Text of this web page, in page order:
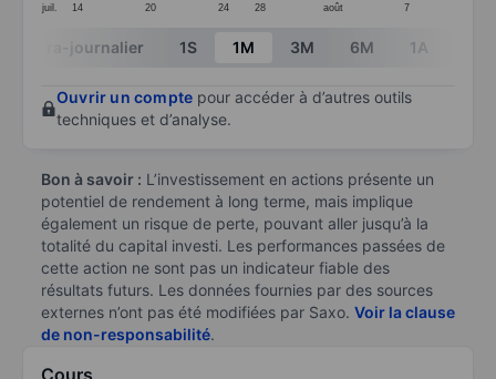
juil. 14 20 24 28 août 7
End of interactive chart.
Intra-journalier 1S 1M 3M 6M 1A
Ouvrir un compte pour accéder à d’autres outils
techniques et d’analyse.
Bon à savoir : L’investissement en actions présente un
potentiel de rendement à long terme, mais implique
également un risque de perte, pouvant aller jusqu’à la
totalité du capital investi. Les performances passées de
cette action ne sont pas un indicateur fiable des
résultats futurs. Les données fournies par des sources
externes n’ont pas été modifiées par Saxo. Voir la clause
de non-responsabilité.
Cours